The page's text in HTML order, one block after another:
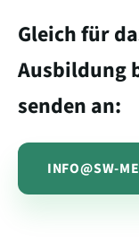
Gleich für
Ausbildung
senden an:
INFO@SW-